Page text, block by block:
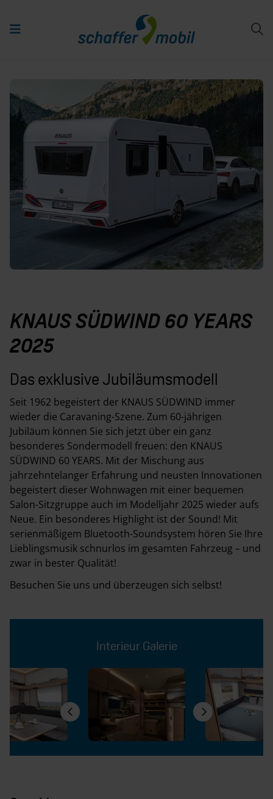
KNAUS SÜDWIND 60 YEARS
2025
Das exklusive Jubiläumsmodell
Seit 1962 begeistert der KNAUS SÜDWIND immer
wieder die Caravaning-Szene. Zum 60-jährigen
Jubiläum können Sie sich jetzt über ein ganz
besonderes Sondermodell freuen: den KNAUS
SÜDWIND 60 YEARS. Mit der Mischung aus
jahrzehntelanger Erfahrung und neusten Innovationen
begeistert dieser Wohnwagen mit einer bequemen
Salon-Sitzgruppe auch im Modelljahr 2025 wieder aufs
Neue. Ein besonderes Highlight ist der Sound! Mit
serienmäßigem Bluetooth-Soundsystem hören Sie Ihre
Lieblingsmusik schnurlos im gesamten Fahrzeug – und
zwar in bester Qualität!
Besuchen Sie uns und überzeugen sich selbst!
Interieur Galerie